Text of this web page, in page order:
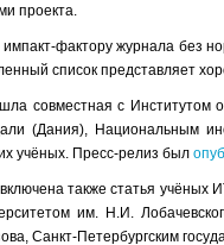
проекта.
фактору журнала без
список представляет
совместная с Институтом
(Дания), Национальным
учёных. Пресс-релиз был
также статья учёных
им. Н.И.
Санкт-Петербургским